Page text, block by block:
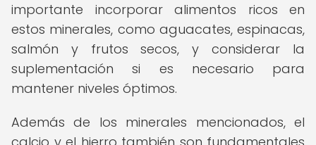
importante incorporar alimentos ricos en
estos minerales, como aguacates, espinacas,
salmón y frutos secos, y considerar la
suplementación si es necesario para
mantener niveles óptimos.
Además de los minerales mencionados, el